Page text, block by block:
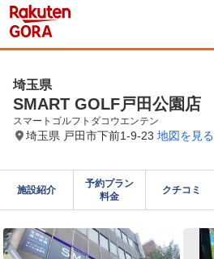
埼玉県
SMART GOLF戸田公園店
スマートゴルフトダコウエンテン
埼玉県 戸田市下前1-9-23 地図を見る
施設紹介
予約プラン
料金
クチコミ